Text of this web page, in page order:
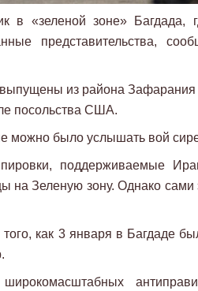
в «зеленой зоне» Багдада,
представительства,
из района Зафарания
посольства США.
можно было услышать вой
поддерживаемые
на Зеленую зону. Однако сами
как 3 января в Багдаде